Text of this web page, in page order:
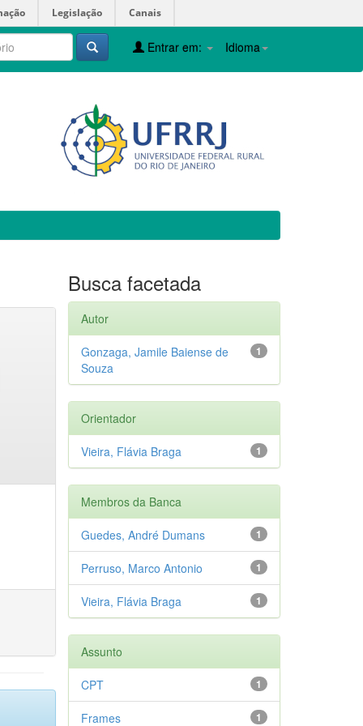
Legislação Canais
Idioma
Entrar em:
Busca facetada
Autor
1
Gonzaga, Jamile Baiense de
Souza
Orientador
1
Vieira, Flávia Braga
Membros da Banca
1
Guedes, André Dumans
1
Perruso, Marco Antonio
1
Vieira, Flávia Braga
Assunto
1
CPT
1
Frames